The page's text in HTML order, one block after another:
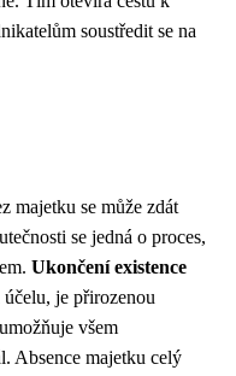
soustředit se na
majetku se může zdát
se jedná o proces,
Ukončení existence
je přirozenou
všem
Absence majetku celý